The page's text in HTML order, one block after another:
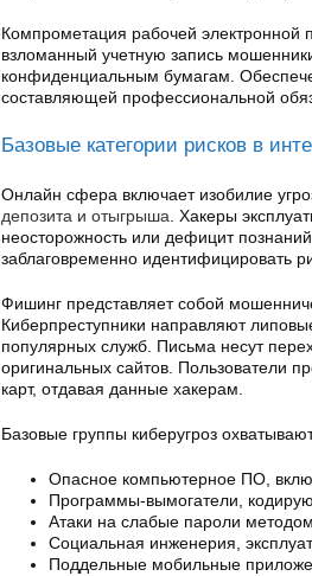
Компрометация рабочей электронной
взломанный учетную запись
конфиденциальным бумагам.
составляющей профессиональной
Базовые категории рисков в
Онлайн сфера включает изобилие
депозита и отыгрыша . Хакеры
неосторожность или дефицит
заблаговременно идентифицировать
Фишинг представляет собой
Киберпреступники направляют
популярных служб. Письма несут
оригинальных сайтов. Пользователи
карт, отдавая данные хакерам.
Базовые группы киберугроз
Опасное компьютерное ПО,
Программы-вымогатели,
Атаки на слабые пароли
Социальная инженерия,
Поддельные мобильные